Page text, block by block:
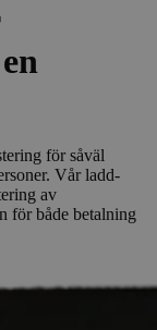
för såväl
Vår ladd-
av
för både betalning